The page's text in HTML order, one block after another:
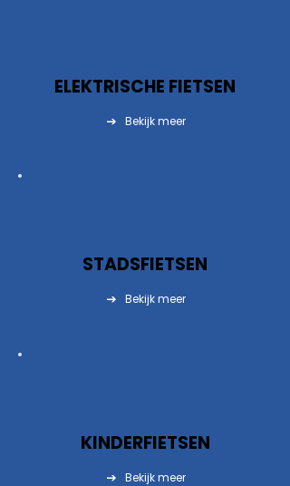
ELEKTRISCHE FIETSEN
Bekijk meer
STADSFIETSEN
Bekijk meer
KINDERFIETSEN
Bekijk meer